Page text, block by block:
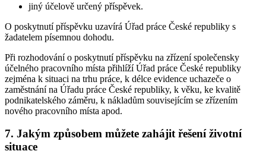
jiný účelově určený příspěvek.
O poskytnutí příspěvku uzavírá Úřad práce České republiky s
žadatelem písemnou dohodu.
Při rozhodování o poskytnutí příspěvku na zřízení společensky
účelného pracovního místa přihlíží Úřad práce České republiky
zejména k situaci na trhu práce, k délce evidence uchazeče o
zaměstnání na Úřadu práce České republiky, k věku, ke kvalitě
podnikatelského záměru, k nákladům souvisejícím se zřízením
nového pracovního místa apod.
7. Jakým způsobem můžete zahájit řešení životní
situace